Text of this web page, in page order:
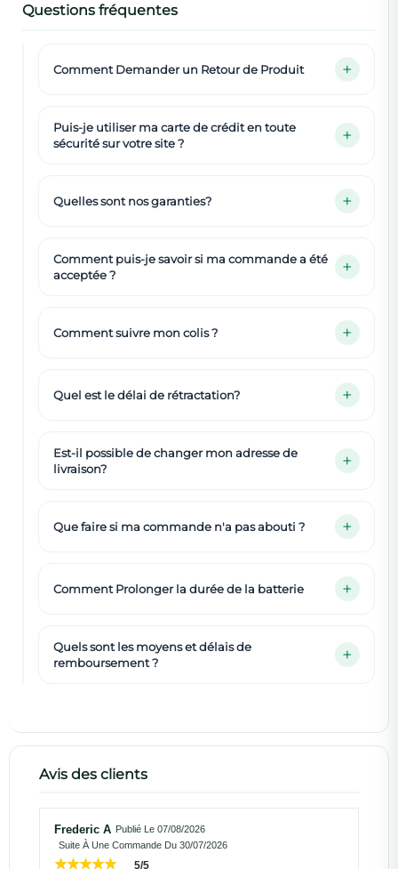
Questions fréquentes
Comment Demander un Retour de Produit
Puis-je utiliser ma carte de crédit en toute
sécurité sur votre site ?
Quelles sont nos garanties?
Comment puis-je savoir si ma commande a été
acceptée ?
Comment suivre mon colis ?
Quel est le délai de rétractation?
Est-il possible de changer mon adresse de
livraison?
Que faire si ma commande n'a pas abouti ?
Comment Prolonger la durée de la batterie
Quels sont les moyens et délais de
remboursement ?
Avis des clients
Frederic A Publié Le 07/08/2026
Suite À Une Commande Du 30/07/2026
5/5